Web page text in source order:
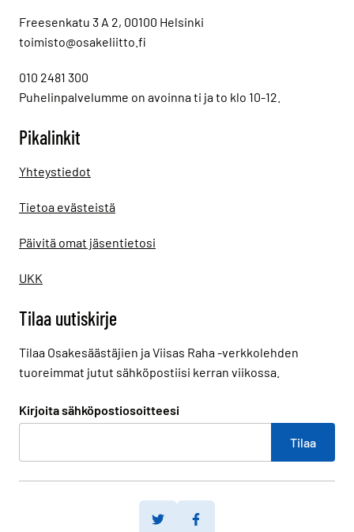
Freesenkatu 3 A 2, 00100 Helsinki
toimisto@osakeliitto.fi
010 2481 300
Puhelinpalvelumme on avoinna ti ja to klo 10-12.
Pikalinkit
Yhteystiedot
Tietoa evästeistä
Päivitä omat jäsentietosi
UKK
Tilaa uutiskirje
Tilaa Osakesäästäjien ja Viisas Raha -verkkolehden
tuoreimmat jutut sähköpostiisi kerran viikossa.
Kirjoita sähköpostiosoitteesi